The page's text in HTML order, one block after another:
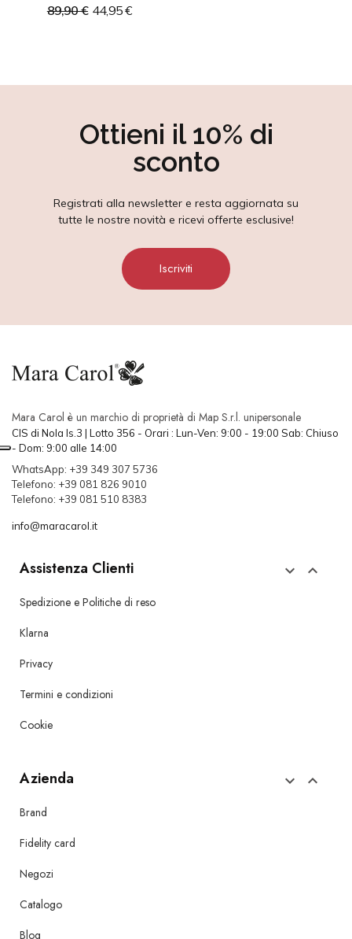
89,90 € 44,95 €
Ottieni il 10% di
sconto
Registrati alla newsletter e resta aggiornata su
tutte le nostre novità e ricevi offerte esclusive!
Iscriviti
Mara Carol è un marchio di proprietà di Map S.r.l. unipersonale
CIS di Nola Is.3 | Lotto 356 - Orari : Lun-Ven: 9:00 - 19:00 Sab: Chiuso
- Dom: 9:00 alle 14:00
WhatsApp: +39 349 307 5736
Telefono: +39 081 826 9010
Telefono: +39 081 510 8383
info@maracarol.it
Assistenza Clienti  
Spedizione e Politiche di reso
Klarna
Privacy
Termini e condizioni
Cookie
Azienda  
Brand
Fidelity card
Negozi
Catalogo
Blog